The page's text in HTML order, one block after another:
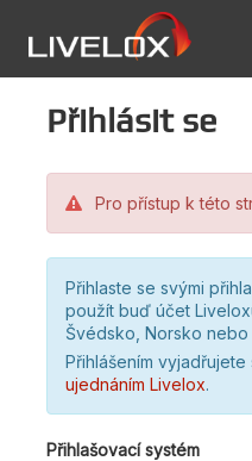
Přihlásit se
Pro přístup k této
Přihlaste se svými
použít buď účet
Švédsko, Norsko nebo
Přihlášením vyjadřujete
ujednáním Livelox.
Přihlašovací systém